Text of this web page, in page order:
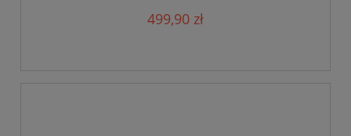
499,90 zł